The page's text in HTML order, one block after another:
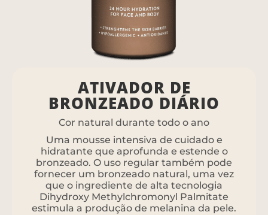
ATIVADOR DE
BRONZEADO DIÁRIO
Cor natural durante todo o ano
Uma mousse intensiva de cuidado e
hidratante que aprofunda e estende o
bronzeado. O uso regular também pode
fornecer um bronzeado natural, uma vez
que o ingrediente de alta tecnologia
Dihydroxy Methylchromonyl Palmitate
estimula a produção de melanina da pele.